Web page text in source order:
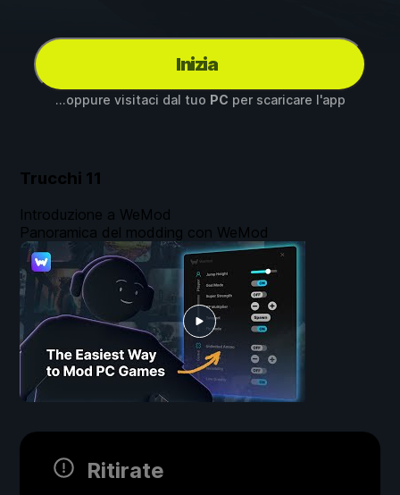
Inizia
...oppure visitaci dal tuo PC per scaricare l'app
Trucchi 11
Ritirate
Introduzione a WeMod
Panoramica del modding con WeMod